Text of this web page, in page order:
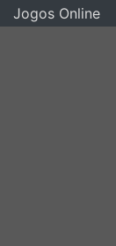
Jogos Online